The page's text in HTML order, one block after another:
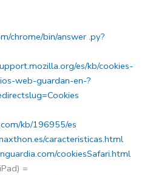
chrome/bin/answer .py?
es/kb/cookies-
web-guardan-en-?
kb/196955/es
caracteristicas.html
cookiesSafari.html
=